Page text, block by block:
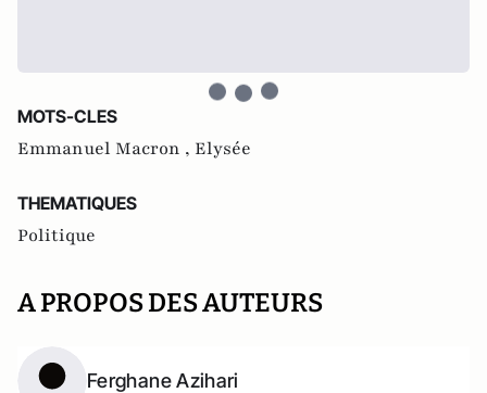
MOTS-CLES
Emmanuel Macron , Elysée
THEMATIQUES
Politique
A PROPOS DES AUTEURS
Ferghane Azihari